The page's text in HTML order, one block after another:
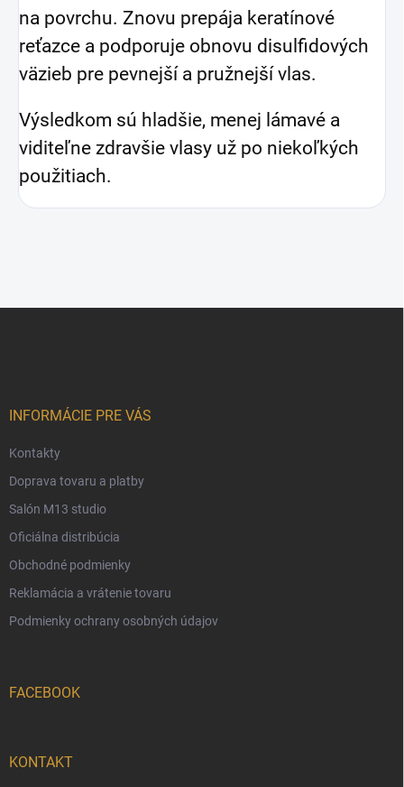
na povrchu. Znovu prepája keratínové
reťazce a podporuje obnovu disulfidových
väzieb pre pevnejší a pružnejší vlas.
Výsledkom sú hladšie, menej lámavé a
viditeľne zdravšie vlasy už po niekoľkých
použitiach.
INFORMÁCIE PRE VÁS
Kontakty
Doprava tovaru a platby
Salón M13 studio
Oficiálna distribúcia
Obchodné podmienky
Reklamácia a vrátenie tovaru
Podmienky ochrany osobných údajov
FACEBOOK
KONTAKT